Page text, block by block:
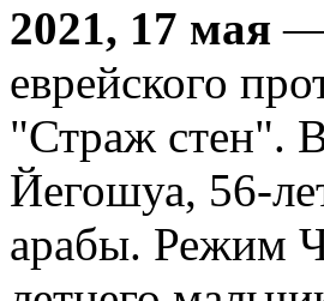
2021, 17 мая —
еврейского
"Страж стен".
Йегошуа, 56-
арабы. Режим